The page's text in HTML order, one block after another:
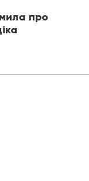
про